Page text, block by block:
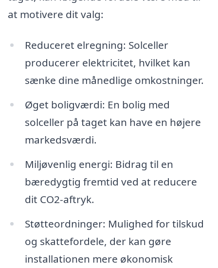
at motivere dit valg:
Reduceret elregning: Solceller
producerer elektricitet, hvilket kan
sænke dine månedlige omkostninger.
Øget boligværdi: En bolig med
solceller på taget kan have en højere
markedsværdi.
Miljøvenlig energi: Bidrag til en
bæredygtig fremtid ved at reducere
dit CO2-aftryk.
Støtteordninger: Mulighed for tilskud
og skattefordele, der kan gøre
installationen mere økonomisk